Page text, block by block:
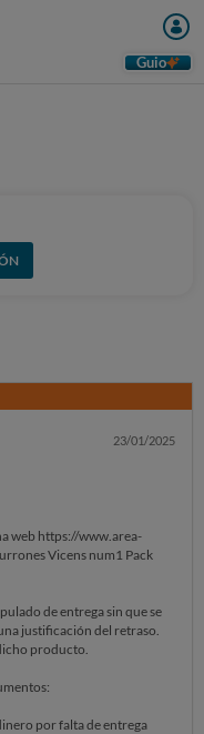
Guio
23/01/2025
web https://www.area-
Vicens num1 Pack
de entrega sin que se
justificación del retraso.
producto.
por falta de entrega